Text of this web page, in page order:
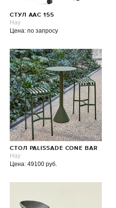
СТУЛ AAC 155
Hay
Цена: по запросу
СТОЛ PALISSADE CONE BAR
Hay
Цена: 49100 руб.